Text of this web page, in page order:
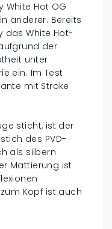
White Hot OG
anderer. Bereits
das White Hot-
der
unter
ein. Im Test
mit Stroke
sticht, ist der
des PVD-
als silbern
Mattierung ist
Kopf ist auch